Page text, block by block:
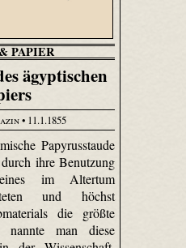
PAPIER
ägyptischen
• 11.1.1855
Papyrusstaude
ihre Benutzung
im Altertum
und höchst
die größte
nannte man diese